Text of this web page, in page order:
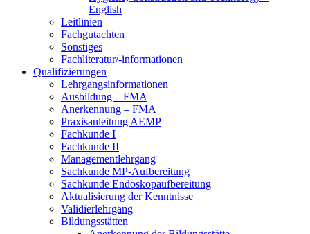
English
Leitlinien
Fachgutachten
Sonstiges
Fachliteratur/-informationen
Qualifizierungen
Lehrgangsinformationen
Ausbildung – FMA
Anerkennung – FMA
Praxisanleitung AEMP
Fachkunde I
Fachkunde II
Managementlehrgang
Sachkunde MP-Aufbereitung
Sachkunde Endoskopaufbereitung
Aktualisierung der Kenntnisse
Validierlehrgang
Bildungsstätten